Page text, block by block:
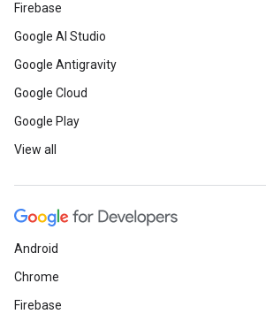
Firebase
Google AI Studio
Google Antigravity
Google Cloud
Google Play
View all
Android
Chrome
Firebase